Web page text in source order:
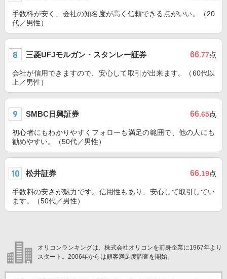
手数料が安く、会社の知名度が高く信頼できる点がいい。（20
代／男性）
三菱UFJモルガン・スタンレー証券 66.77点
会社が信用できますので、安心して取引が出来ます。（60代以
上／男性）
SMBC日興証券 66.65点
初心者にもわかりやすくフォローも満足の範囲で、他の人にも
勧めやすい。（50代／男性）
松井証券 66.19点
手数料の安さが魅力です。信用性もあり、安心して取引してい
ます。（50代／男性）
オリコンランキングは、株式会社オリコンを前身企業に1967年より
スタート。2006年からは顧客満足度調査を開始。